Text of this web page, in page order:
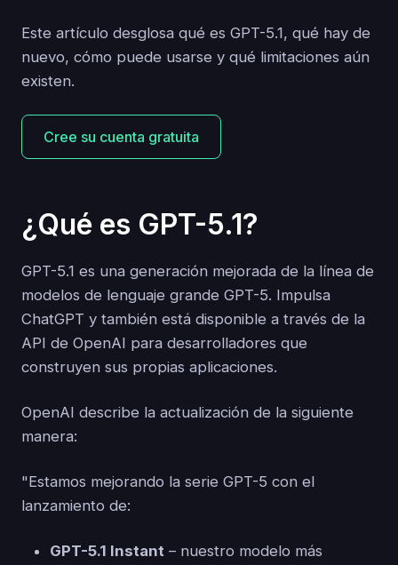
Este artículo desglosa qué es GPT-5.1, qué hay de
nuevo, cómo puede usarse y qué limitaciones aún
existen.
Cree su cuenta gratuita
¿Qué es GPT-5.1?
GPT-5.1 es una generación mejorada de la línea de
modelos de lenguaje grande GPT-5. Impulsa
ChatGPT y también está disponible a través de la
API de OpenAI para desarrolladores que
construyen sus propias aplicaciones.
OpenAI describe la actualización de la siguiente
manera:
"Estamos mejorando la serie GPT-5 con el
lanzamiento de:
GPT-5.1 Instant – nuestro modelo más